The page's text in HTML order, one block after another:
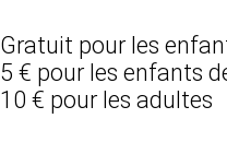
Gratuit pour les
5 € pour les enfants
10 € pour les adultes